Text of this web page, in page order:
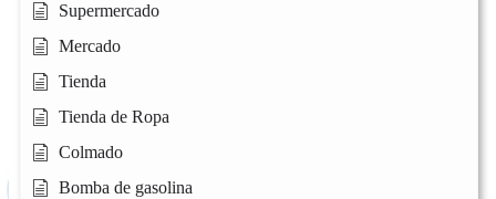
Supermercado
Mercado
Tienda
Tienda de Ropa
Colmado
Bomba de gasolina